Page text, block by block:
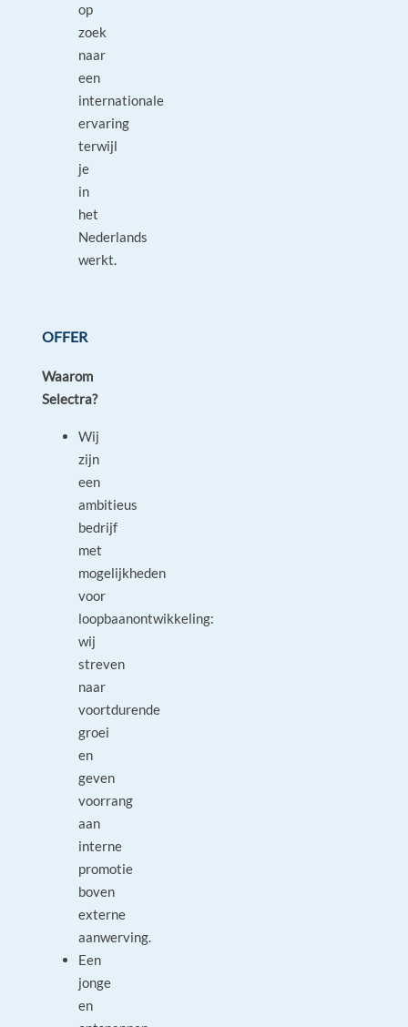
op
zoek
naar
een
internationale
ervaring
terwijl
je
in
het
Nederlands
werkt.
OFFER
Waarom
Selectra?
Wij
zijn
een
ambitieus
bedrijf
met
mogelijkheden
voor
loopbaanontwikkeling:
wij
streven
naar
voortdurende
groei
en
geven
voorrang
aan
interne
promotie
boven
externe
aanwerving.
Een
jonge
en